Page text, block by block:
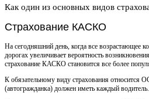
Как один из основных видов
Страхование КАСКО
На сегодняшний день, когда все возрастающее
дорогах увеличивает вероятность
страхование КАСКО становится все более
К обязательному виду страхования
(автогражданка) должен иметь каждый водитель.